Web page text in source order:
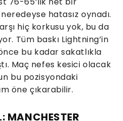
hatasız oynadı.
hiç korkusu yok, bu da
Tüm baskı Lightning’in
bu kadar sakatlıkla
Maç nefes kesici olacak
bu pozisyondaki
öne çıkarabilir.
MANCHESTER